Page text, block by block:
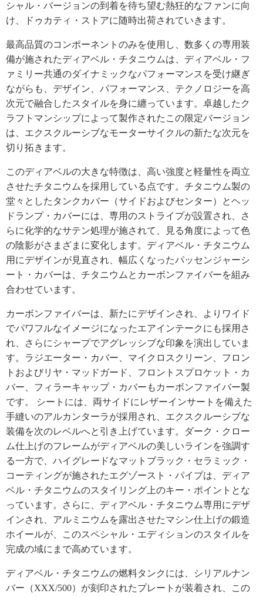
シャル・バージョンの到着を待ち望む熱狂的なファンに向
け、ドゥカティ・ストアに随時出荷されていきます。
最高品質のコンポーネントのみを使用し、数多くの専用装
備が施されたディアベル・チタニウムは、ディアベル・フ
ァミリー共通のダイナミックなパフォーマンスを受け継ぎ
ながらも、デザイン、パフォーマンス、テクノロジーを高
次元で融合したスタイルを身に纏っています。卓越したク
ラフトマンシップによって製作されたこの限定バージョン
は、エクスクルーシブなモーターサイクルの新たな次元を
切り拓きます。
このディアベルの大きな特徴は、高い強度と軽量性を両立
させたチタニウムを採用している点です。チタニウム製の
堂々としたタンクカバー（サイドおよびセンター）とヘッ
ドランプ・カバーには、専用のストライプが設置され、さ
らに化学的なサテン処理が施されて、見る角度によって色
の陰影がさまざまに変化します。ディアベル・チタニウム
用にデザインが見直され、幅広くなったパッセンジャーシ
ート・カバーは、チタニウムとカーボンファイバーを組み
合わせています。
カーボンファイバーは、新たにデザインされ、よりワイド
でパワフルなイメージになったエアインテークにも採用さ
れ、さらにシャープでアグレッシブな印象を演出していま
す。ラジエーター・カバー、マイクロスクリーン、フロン
トおよびリヤ・マッドガード、フロントスプロケット・カ
バー、フィラーキャップ・カバーもカーボンファイバー製
です。 シートには、両サイドにレザーインサートを備えた
手縫いのアルカンターラが採用され、エクスクルーシブな
装備を次のレベルへと引き上げています。ダーク・クロー
ム仕上げのフレームがディアベルの美しいラインを強調す
る一方で、ハイグレードなマットブラック・セラミック・
コーティングが施されたエグゾースト・パイプは、ディア
ベル・チタニウムのスタイリング上のキー・ポイントとな
っています。さらに、ディアベル・チタニウム専用にデザ
インされ、アルミニウムを露出させたマシン仕上げの鍛造
ホイールが、このスペシャル・エディションのスタイルを
完成の域にまで高めています。
ディアベル・チタニウムの燃料タンクには、シリアルナン
バー（XXX/500）が刻印されたプレートが装着され、この